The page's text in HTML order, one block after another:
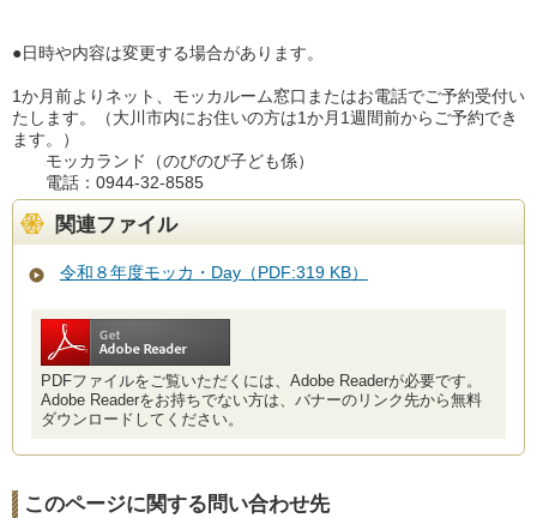
●日時や内容は変更する場合があります。
1か月前よりネット、モッカルーム窓口またはお電話でご予約受付い
たします。（大川市内にお住いの方は1か月1週間前からご予約でき
ます。）
モッカランド（のびのび子ども係）
電話：0944-32-8585
関連ファイル
令和８年度モッカ・Day（PDF:319 KB）
PDFファイルをご覧いただくには、Adobe Readerが必要です。
Adobe Readerをお持ちでない方は、バナーのリンク先から無料
ダウンロードしてください。
このページに関する問い合わせ先